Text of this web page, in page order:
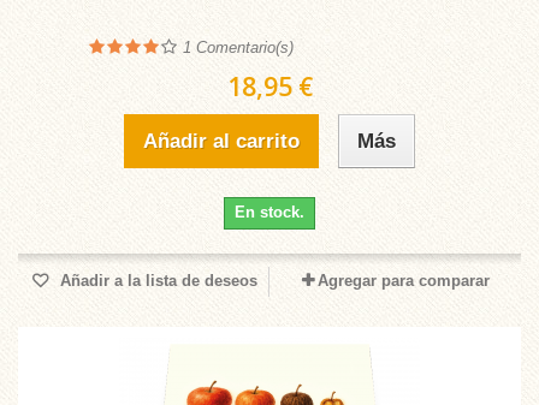
1 Comentario(s)
18,95 €
Añadir al carrito Más
En stock.
Añadir a la lista de deseos Agregar para comparar